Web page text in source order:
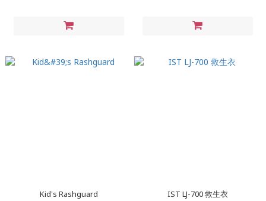
Kid's Rashguard IST LJ-700 救生衣